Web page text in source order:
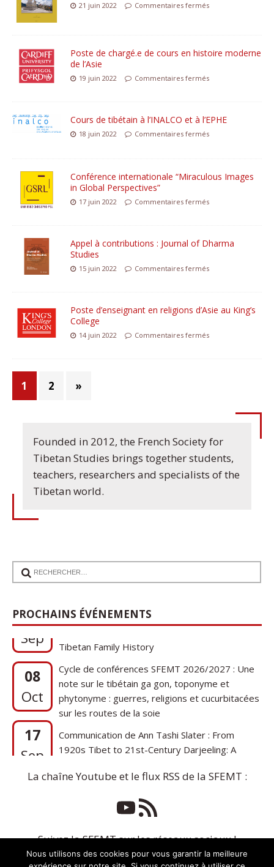
21 juin 2022 Commentaires fermés
Poste de chargé.e de cours en histoire moderne
de l’Asie
19 juin 2022 Commentaires fermés
Cours de tibétain à l’INALCO et à l’EPHE
18 juin 2022 Commentaires fermés
Conférence internationale “Miraculous Images
in Global Perspectives”
17 juin 2022 Commentaires fermés
Appel à contributions : Journal of Dharma
Studies
15 juin 2022 Commentaires fermés
Poste d’enseignant en religions d’Asie au King’s
College
14 juin 2022 Commentaires fermés
1 2 »
Founded in 2012, the French Society for
Tibetan Studies brings together students,
teachers, researchers and specialists of the
Tibetan world.
PROCHAINS ÉVÉNEMENTS
Sep
1920s Tibet to 21st-Century Darjeeling: A
08
Oct
Cycle de conférences SFEMT 2026/2027 : Une
note sur le tibétain ga gon, toponyme et
phytonyme : guerres, religions et cucurbitacées
sur les routes de la soie
17
Sep
1920s Tibet to 21st-Century Darjeeling: A
Tibetan Family History
La chaîne Youtube et le flux RSS de la SFEMT :
Suivez la SFEMT sur les réseaux sociaux !
Nous utilisons des cookies pour vous garantir la meilleure